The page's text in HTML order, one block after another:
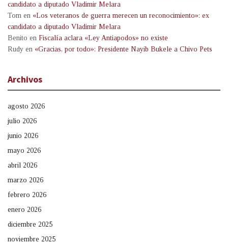
candidato a diputado Vladimir Melara
Tom en «Los veteranos de guerra merecen un reconocimiento»: ex
candidato a diputado Vladimir Melara
Benito en Fiscalía aclara «Ley Antiapodos» no existe
Rudy en «Gracias, por todo»: Presidente Nayib Bukele a Chivo Pets
Archivos
agosto 2026
julio 2026
junio 2026
mayo 2026
abril 2026
marzo 2026
febrero 2026
enero 2026
diciembre 2025
noviembre 2025